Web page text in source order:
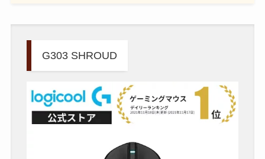
G303 SHROUD